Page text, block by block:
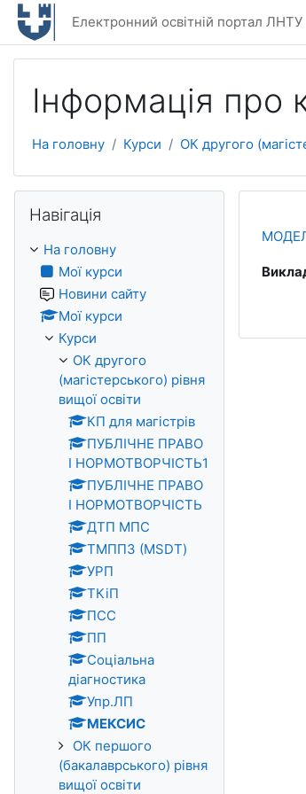
Перейти до головного вмісту
Електронний освітній портал ЛНТУ
Інформація про
На головну Курси ОК другого
Навігація
На головну
Мої курси
Новини сайту
Мої курси
Курси
ОК другого
(магістерського) рівня
вищої освіти
КП для магістрів
ПУБЛІЧНЕ ПРАВО
I НОРМОТВОРЧІСТЬ1
ПУБЛІЧНЕ ПРАВО
I НОРМОТВОРЧІСТЬ
ДТП МПС
ТМППЗ (MSDT)
УРП
ТКіП
ПСС
ПП
Соціальна
діагностика
Упр.ЛП
МЕКСИС
ОК першого
(бакалаврського) рівня
вищої освіти